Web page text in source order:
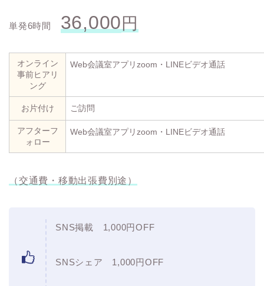
単発6時間 36,000 円
オンライン
事前ヒアリ
ング
Web会議室アプリzoom・LINEビデオ通話
お片付け ご訪問
アフターフ
ォロー
Web会議室アプリzoom・LINEビデオ通話
（交通費・移動出張費別途）
SNS掲載 1,000円OFF
SNSシェア 1,000円OFF